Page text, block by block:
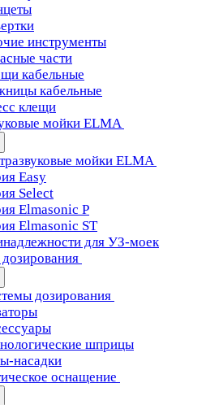
инструменты
части
кабельные
кабельные
клещи
мойки ELMA
мойки ELMA
Easy
Select
Elmasonic P
Elmasonic ST
для УЗ-моек
дозирования
шприцы
насадки
оснащение